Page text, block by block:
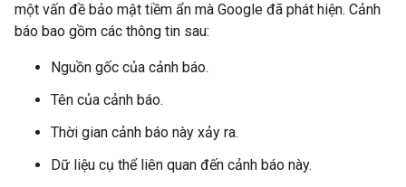
một vấn đề bảo mật tiềm ẩn mà Google đã phát hiện. Cảnh
báo bao gồm các thông tin sau:
Nguồn gốc của cảnh báo.
Tên của cảnh báo.
Thời gian cảnh báo này xảy ra.
Dữ liệu cụ thể liên quan đến cảnh báo này.